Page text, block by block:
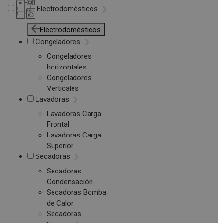
Electrodomésticos
Electrodomésticos
Congeladores
Congeladores
horizontales
Congeladores
Verticales
Lavadoras
Lavadoras Carga
Frontal
Lavadoras Carga
Superior
Secadoras
Secadoras
Condensación
Secadoras Bomba
de Calor
Secadoras